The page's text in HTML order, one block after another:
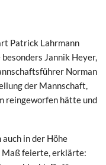
Patrick Lahrmann
Jannik Heyer,
Norman
der Mannschaft,
reingeworfen hätte und
in der Höhe
Maß feierte, erklärte: